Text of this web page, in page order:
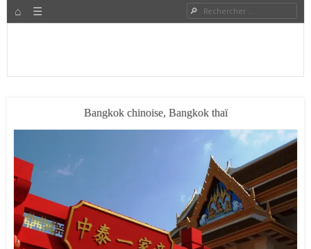
HOME Rechercher
Bangkok chinoise, Bangkok thaï